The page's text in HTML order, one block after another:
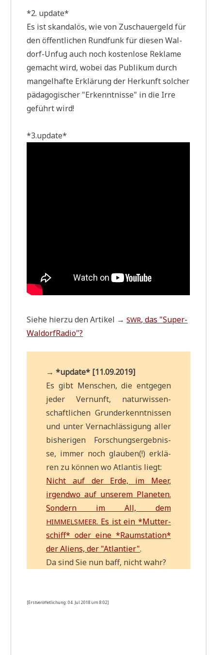
*2. update*
Es ist skan­da­lös, wie von Zuschau­er­geld für
den öffent­li­chen Rund­funk für die­sen Wal­
dorf-Unfug auch noch kosten­lo­se Rekla­me
gemacht wird, wobei das Publi­kum durch
man­gel­haf­te Erklä­rung der Her­kunft sol­cher
päd­ago­gi­scher "Erkennt­nis­se" in die Irre
geführt wird!
*3.update*
Sie­he hier­zu den Arti­kel →SWR, das "Super­
Wal­dorf­Ra­dio"?
→ *update* [11.09.2019]
Es gibt Men­schen, die ent­ge­gen
jeder Ver­nunft, natur­wis­sen­
schaft­li­chen Grund­er­kennt­nis­sen
und unter Ver­nach­läs­si­gung aller
bis­he­ri­gen For­schungs­er­geb­nis­
se, immer noch glau­ben(!) erklä­
ren zu kön­nen wo Atlan­tis liegt:
Nicht auf der Erde, im Meer,
irgend­wo auf unse­rem Pla­ne­ten.
Son­dern im All, dem
HIMMELSMEER. Es ist ein *Mut­ter­
schiff* oder eine *Raum­sta­ti­on*
der Ali­ens, der "Atlan­tier".
Da sind Sie nun baff, nicht wahr?
[Erst­ver­öf­fet­li­chung: 04. Jul 2018 um 8:02]